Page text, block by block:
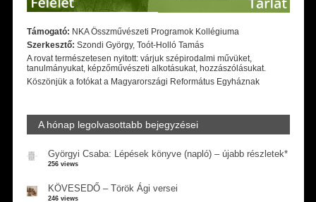
Támogató: NKA Összművészeti Programok Kollégiuma
Szerkesztő: Szondi György, Toót-Holló Tamás
A rovat természetesen nyitott: várjuk szépirodalmi művüket,
tanulmányukat, képzőművészeti alkotásukat, hozzászólásukat.
Köszönjük a fotókat a Magyarországi Református Egyháznak
A hónap legolvasottabb bejegyzései
Györgyi Csaba: Lépések könyve (napló) – újabb részletek*
256 views
KÖVESEDŐ – Török Ági versei
246 views